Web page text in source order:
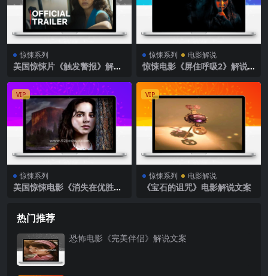
惊悚系列
美国惊悚片《触发警报》解说
惊悚系列 电影解说
惊悚电影《屏住呼吸2》解说
VIP
惊悚系列
美国惊悚电影《消失在优胜美
VIP
惊悚系列 电影解说
《宝石的诅咒》电影解说文案
热门推荐
恐怖电影《完美伴侣》解说文案